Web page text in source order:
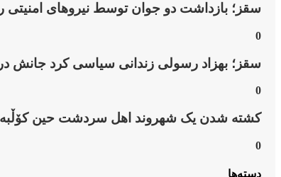
سقز؛ بازداشت دو جوان توسط نیروهای امنیتی
0
سقز؛ بهزاد رسولی زندانی سیاسی کرد جانش
0
کشتە شدن یک شهروند اهل سردشت حین
0
دسته‌ها